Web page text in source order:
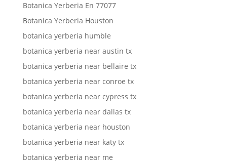
Botanica Yerberia En 77077
Botanica Yerberia Houston
botanica yerberia humble
botanica yerberia near austin tx
botanica yerberia near bellaire tx
botanica yerberia near conroe tx
botanica yerberia near cypress tx
botanica yerberia near dallas tx
botanica yerberia near houston
botanica yerberia near katy tx
botanica yerberia near me